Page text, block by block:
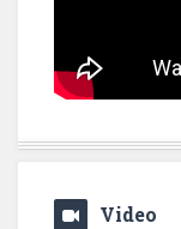
Video